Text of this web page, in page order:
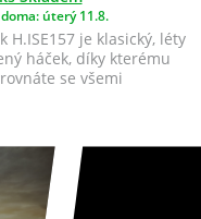
doma: úterý 11.8.
H.ISE157 je klasický, léty
háček, díky kterému
se všemi